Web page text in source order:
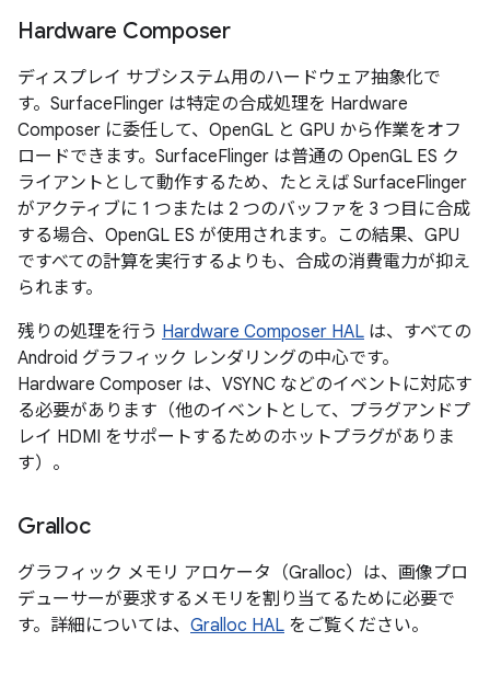
Hardware Composer
ディスプレイ サブシステム用のハードウェア抽象化で
す。SurfaceFlinger は特定の合成処理を Hardware
Composer に委任して、OpenGL と GPU から作業をオフ
ロードできます。SurfaceFlinger は普通の OpenGL ES ク
ライアントとして動作するため、たとえば SurfaceFlinger
がアクティブに 1 つまたは 2 つのバッファを 3 つ目に合成
する場合、OpenGL ES が使用されます。この結果、GPU
ですべての計算を実行するよりも、合成の消費電力が抑え
られます。
残りの処理を行う Hardware Composer HAL は、すべての
Android グラフィック レンダリングの中心です。
Hardware Composer は、VSYNC などのイベントに対応す
る必要があります（他のイベントとして、プラグアンドプ
レイ HDMI をサポートするためのホットプラグがありま
す）。
Gralloc
グラフィック メモリ アロケータ（Gralloc）は、画像プロ
デューサーが要求するメモリを割り当てるために必要で
す。詳細については、 Gralloc HAL をご覧ください。